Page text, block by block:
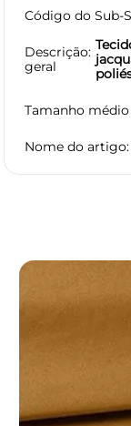
Código do Sub-
Descrição
geral
Tamanho
Nome do artigo